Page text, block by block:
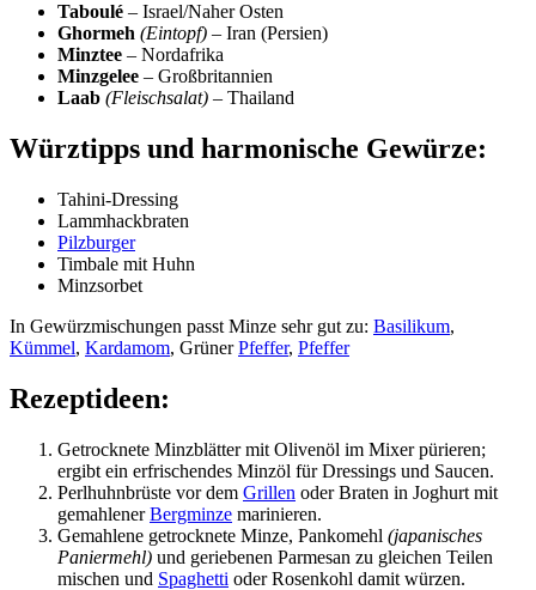
Taboulé – Israel/Naher Osten
Ghormeh (Eintopf) – Iran (Persien)
Minztee – Nordafrika
Minzgelee – Großbritannien
Laab (Fleischsalat) – Thailand
Würztipps und harmonische Gewürze:
Tahini-Dressing
Lammhackbraten
Pilzburger
Timbale mit Huhn
Minzsorbet
In Gewürzmischungen passt Minze sehr gut zu: Basilikum,
Kümmel, Kardamom, GrünerPfeffer, Pfeffer
Rezeptideen:
Getrocknete Minzblätter mit Olivenöl im Mixer pürieren;
ergibt ein erfrischendes Minzöl für Dressings und Saucen.
Perlhuhnbrüste vor dem Grillen oder Braten in Joghurt mit
gemahlenerBergminze marinieren.
Gemahlene getrocknete Minze, Pankomehl (japanisches
Paniermehl) und geriebenen Parmesan zu gleichen Teilen
mischen und Spaghetti oder Rosenkohl damit würzen.